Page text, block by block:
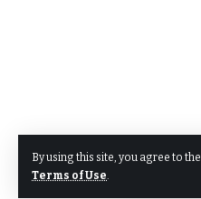
By using this site, you agree to the
Terms of Use.